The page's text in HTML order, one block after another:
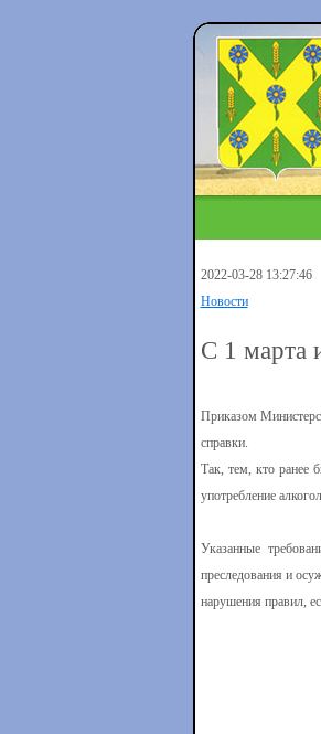
2022-03-28 13:27:46
Новости
С 1 марта
Приказом
справки.
Так, тем, кто ранее
употребление
Указанные
преследования и
нарушения правил,